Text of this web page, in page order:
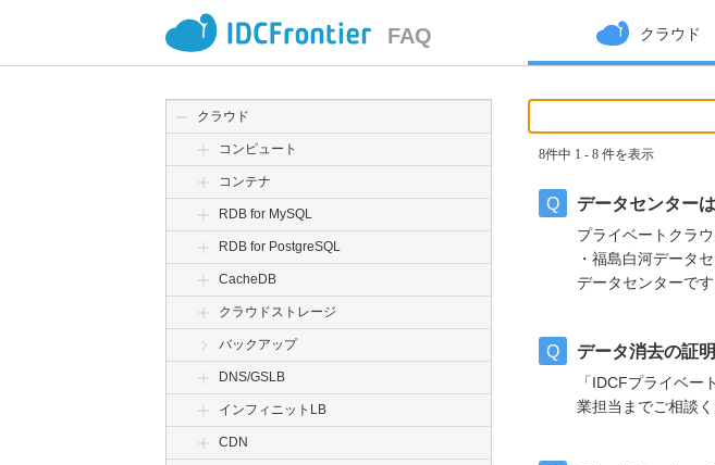
FAQ クラウド
クラウド
コンピュート
コンテナ
RDB for MySQL
RDB for PostgreSQL
CacheDB
クラウドストレージ
バックアップ
DNS/GSLB
インフィニットLB
CDN
8件中 1 - 8 件を表示
データセンター
プライベートクラ
・福島白河データ
データセンターです
データ消去の証
「IDCFプライベ
業担当までご相談く